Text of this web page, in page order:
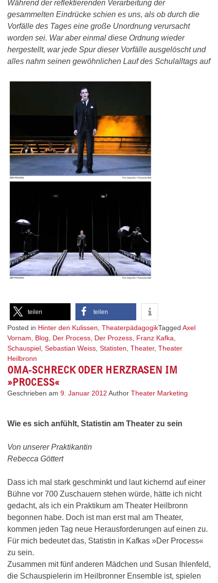
Während der reflektierenden Verarbeitung der
gesammelten Eindrücke schien es uns, als ob durch die
Vorfälle des Tages eine große Unordnung verursacht
worden sei. War aber einmal diese Ordnung wieder
hergestellt, war jede Spur dieser Vorfälle ausgelöscht und
alles nahm seinen gewöhnlichen Lauf des Schulalltags auf
teilen teilen
Posted in Hinter den Kulissen, TheaterpädagogikTagged Axel
Vornam, Blog, Der Process, Der Prozess, Franz Kafka,
Schauspiel, Sebastian Weiss, Statisten, Theater, Theater
Heilbronn
OMA-SCHRECK ODER HERZRASEN IM
»PROCESS«
Geschrieben am 9. Januar 2012 Author Theater Marketing
Wie es sich anfühlt, Statistin am Theater zu sein
Von unserer Praktikantin
Rebecca Göttert
Dass ich mal stark geschminkt und laut kichernd auf einer
Bühne vor 700 Zuschauern stehen würde, hätte ich nicht
gedacht, als ich ein Praktikum am Theater Heilbronn
begonnen habe. Doch ist man erst mal am Theater,
kommen jeden Tag neue Herausforderungen auf einen zu.
Für mich bedeutet das, Statistin in Kafkas »Der Process«
zu sein.
Zusammen mit fünf anderen Mädchen und Susan Ihlenfeld,
die Schauspielerin im Heilbronner Ensemble ist, spielen